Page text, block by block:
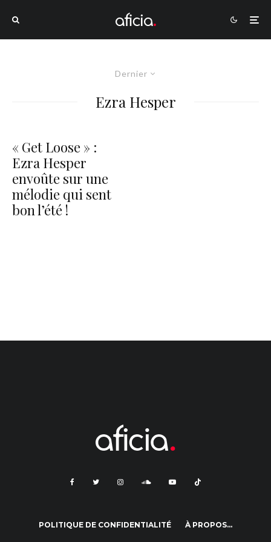
Dernier
Ezra Hesper
« Get Loose » :
Ezra Hesper
envoûte sur une
mélodie qui sent
bon l’été !
POLITIQUE DE CONFIDENTIALITÉ À PROPOS…